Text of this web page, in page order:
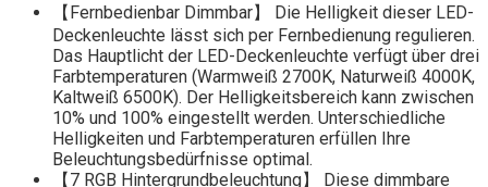
【Fernbedienbar Dimmbar】 Die Helligkeit dieser LED-
Deckenleuchte lässt sich per Fernbedienung regulieren.
Das Hauptlicht der LED-Deckenleuchte verfügt über drei
Farbtemperaturen (Warmweiß 2700K, Naturweiß 4000K,
Kaltweiß 6500K). Der Helligkeitsbereich kann zwischen
10% und 100% eingestellt werden. Unterschiedliche
Helligkeiten und Farbtemperaturen erfüllen Ihre
Beleuchtungsbedürfnisse optimal.
【7 RGB Hintergrundbeleuchtung】 Diese dimmbare